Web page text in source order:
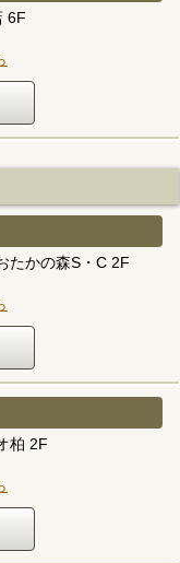
6F
たかの森S・C 2F
柏 2F